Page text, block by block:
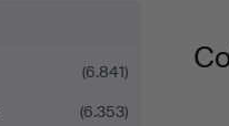
(6.841)
(6.353)